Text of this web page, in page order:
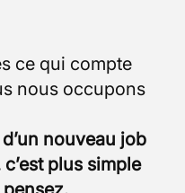
ce qui compte
nous occupons
nouveau job
plus simple